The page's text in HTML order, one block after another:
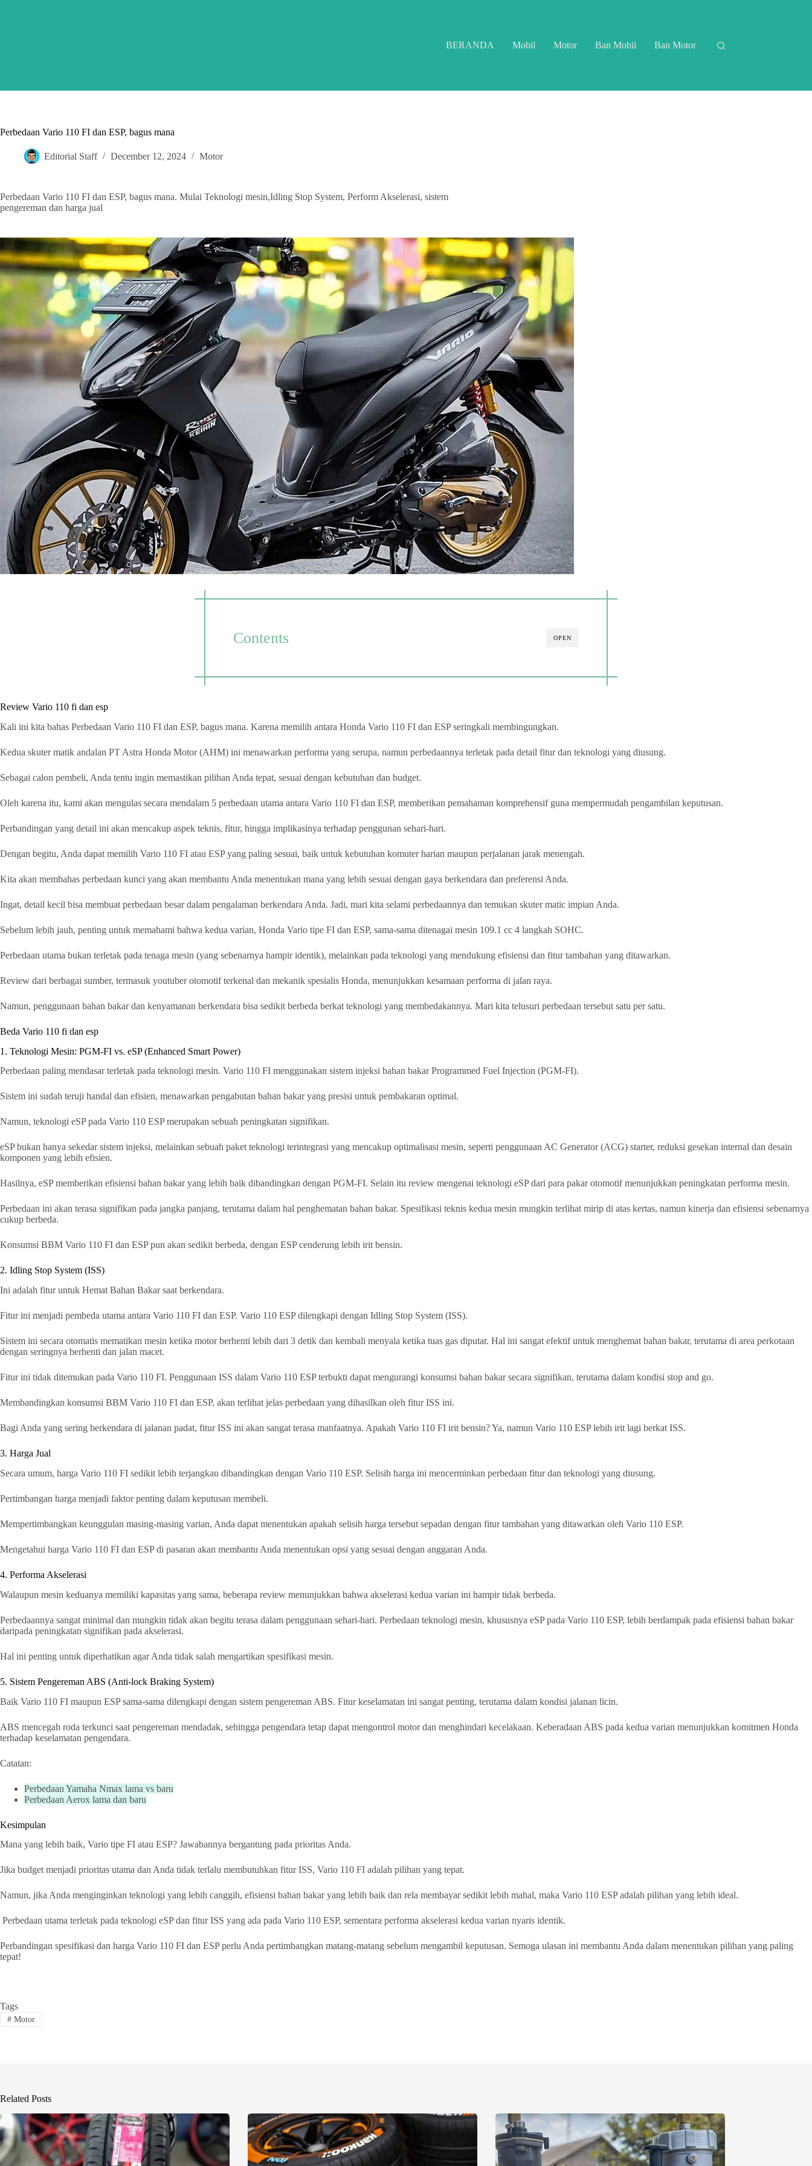
BERANDA
Mobil Motor Ban Mobil Ban Motor
Perbedaan Vario 110 FI dan ESP, bagus mana
Editorial Staff December 12, 2024 Motor
Perbedaan Vario 110 FI dan ESP, bagus mana. Mulai Teknologi mesin,Idling Stop System, Perform Akselerasi, sistem
pengereman dan harga jual
OPEN
Contents
Review Vario 110 fi dan esp
Kali ini kita bahas Perbedaan Vario 110 FI dan ESP, bagus mana. Karena memilih antara Honda Vario 110 FI dan ESP seringkali membingungkan.
Kedua skuter matik andalan PT Astra Honda Motor (AHM) ini menawarkan performa yang serupa, namun perbedaannya terletak pada detail fitur dan teknologi yang diusung.
Sebagai calon pembeli, Anda tentu ingin memastikan pilihan Anda tepat, sesuai dengan kebutuhan dan budget.
Oleh karena itu, kami akan mengulas secara mendalam 5 perbedaan utama antara Vario 110 FI dan ESP, memberikan pemahaman komprehensif guna mempermudah pengambilan keputusan.
Perbandingan yang detail ini akan mencakup aspek teknis, fitur, hingga implikasinya terhadap penggunan sehari-hari.
Dengan begitu, Anda dapat memilih Vario 110 FI atau ESP yang paling sesuai, baik untuk kebutuhan komuter harian maupun perjalanan jarak menengah.
Kita akan membahas perbedaan kunci yang akan membantu Anda menentukan mana yang lebih sesuai dengan gaya berkendara dan preferensi Anda.
Ingat, detail kecil bisa membuat perbedaan besar dalam pengalaman berkendara Anda. Jadi, mari kita selami perbedaannya dan temukan skuter matic impian Anda.
Sebelum lebih jauh, penting untuk memahami bahwa kedua varian, Honda Vario tipe FI dan ESP, sama-sama ditenagai mesin 109.1 cc 4 langkah SOHC.
Perbedaan utama bukan terletak pada tenaga mesin (yang sebenarnya hampir identik), melainkan pada teknologi yang mendukung efisiensi dan fitur tambahan yang ditawarkan.
Review dari berbagai sumber, termasuk youtuber otomotif terkenal dan mekanik spesialis Honda, menunjukkan kesamaan performa di jalan raya.
Namun, penggunaan bahan bakar dan kenyamanan berkendara bisa sedikit berbeda berkat teknologi yang membedakannya. Mari kita telusuri perbedaan tersebut satu per satu.
Beda Vario 110 fi dan esp
1. Teknologi Mesin: PGM-FI vs. eSP (Enhanced Smart Power)
Perbedaan paling mendasar terletak pada teknologi mesin. Vario 110 FI menggunakan sistem injeksi bahan bakar Programmed Fuel Injection (PGM-FI).
Sistem ini sudah teruji handal dan efisien, menawarkan pengabutan bahan bakar yang presisi untuk pembakaran optimal.
Namun, teknologi eSP pada Vario 110 ESP merupakan sebuah peningkatan signifikan.
eSP bukan hanya sekedar sistem injeksi, melainkan sebuah paket teknologi terintegrasi yang mencakup optimalisasi mesin, seperti penggunaan AC Generator (ACG) starter, reduksi gesekan internal dan desain
komponen yang lebih efisien.
Hasilnya, eSP memberikan efisiensi bahan bakar yang lebih baik dibandingkan dengan PGM-FI. Selain itu review mengenai teknologi eSP dari para pakar otomotif menunjukkan peningkatan performa mesin.
Perbedaan ini akan terasa signifikan pada jangka panjang, terutama dalam hal penghematan bahan bakar. Spesifikasi teknis kedua mesin mungkin terlihat mirip di atas kertas, namun kinerja dan efisiensi sebenarnya
cukup berbeda.
Konsumsi BBM Vario 110 FI dan ESP pun akan sedikit berbeda, dengan ESP cenderung lebih irit bensin.
2. Idling Stop System (ISS)
Ini adalah fitur untuk Hemat Bahan Bakar saat berkendara.
Fitur ini menjadi pembeda utama antara Vario 110 FI dan ESP. Vario 110 ESP dilengkapi dengan Idling Stop System (ISS).
Sistem ini secara otomatis mematikan mesin ketika motor berhenti lebih dari 3 detik dan kembali menyala ketika tuas gas diputar. Hal ini sangat efektif untuk menghemat bahan bakar, terutama di area perkotaan
dengan seringnya berhenti dan jalan macet.
Fitur ini tidak ditemukan pada Vario 110 FI. Penggunaan ISS dalam Vario 110 ESP terbukti dapat mengurangi konsumsi bahan bakar secara signifikan, terutama dalam kondisi stop and go.
Membandingkan konsumsi BBM Vario 110 FI dan ESP, akan terlihat jelas perbedaan yang dihasilkan oleh fitur ISS ini.
Bagi Anda yang sering berkendara di jalanan padat, fitur ISS ini akan sangat terasa manfaatnya. Apakah Vario 110 FI irit bensin? Ya, namun Vario 110 ESP lebih irit lagi berkat ISS.
3. Harga Jual
Secara umum, harga Vario 110 FI sedikit lebih terjangkau dibandingkan dengan Vario 110 ESP. Selisih harga ini mencerminkan perbedaan fitur dan teknologi yang diusung.
Pertimbangan harga menjadi faktor penting dalam keputusan membeli.
Mempertimbangkan keunggulan masing-masing varian, Anda dapat menentukan apakah selisih harga tersebut sepadan dengan fitur tambahan yang ditawarkan oleh Vario 110 ESP.
Mengetahui harga Vario 110 FI dan ESP di pasaran akan membantu Anda menentukan opsi yang sesuai dengan anggaran Anda.
4. Performa Akselerasi
Walaupun mesin keduanya memiliki kapasitas yang sama, beberapa review menunjukkan bahwa akselerasi kedua varian ini hampir tidak berbeda.
Perbedaannya sangat minimal dan mungkin tidak akan begitu terasa dalam penggunaan sehari-hari. Perbedaan teknologi mesin, khususnya eSP pada Vario 110 ESP, lebih berdampak pada efisiensi bahan bakar
daripada peningkatan signifikan pada akselerasi.
Hal ini penting untuk diperhatikan agar Anda tidak salah mengartikan spesifikasi mesin.
5. Sistem Pengereman ABS (Anti-lock Braking System)
Baik Vario 110 FI maupun ESP sama-sama dilengkapi dengan sistem pengereman ABS. Fitur keselamatan ini sangat penting, terutama dalam kondisi jalanan licin.
ABS mencegah roda terkunci saat pengereman mendadak, sehingga pengendara tetap dapat mengontrol motor dan menghindari kecelakaan. Keberadaan ABS pada kedua varian menunjukkan komitmen Honda
terhadap keselamatan pengendara.
Catatan:
Perbedaan Yamaha Nmax lama vs baru
Perbedaan Aerox lama dan baru
Kesimpulan
Mana yang lebih baik, Vario tipe FI atau ESP? Jawabannya bergantung pada prioritas Anda.
Jika budget menjadi prioritas utama dan Anda tidak terlalu membutuhkan fitur ISS, Vario 110 FI adalah pilihan yang tepat.
Namun, jika Anda menginginkan teknologi yang lebih canggih, efisiensi bahan bakar yang lebih baik dan rela membayar sedikit lebih mahal, maka Vario 110 ESP adalah pilihan yang lebih ideal.
Perbedaan utama terletak pada teknologi eSP dan fitur ISS yang ada pada Vario 110 ESP, sementara performa akselerasi kedua varian nyaris identik.
Perbandingan spesifikasi dan harga Vario 110 FI dan ESP perlu Anda pertimbangkan matang-matang sebelum mengambil keputusan. Semoga ulasan ini membantu Anda dalam menentukan pilihan yang paling
tepat!
Tags
#Motor
Related Posts